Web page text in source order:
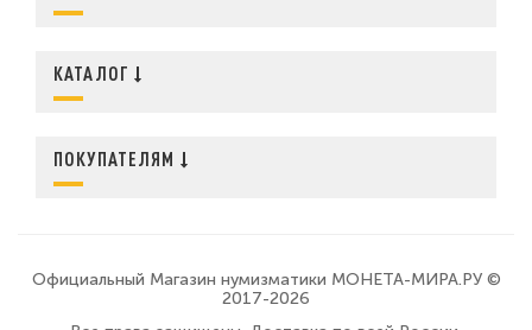
КАТАЛОГ
ПОКУПАТЕЛЯМ
Официальный Магазин нумизматики МОНЕТА-МИРА.РУ ©
2017-2026